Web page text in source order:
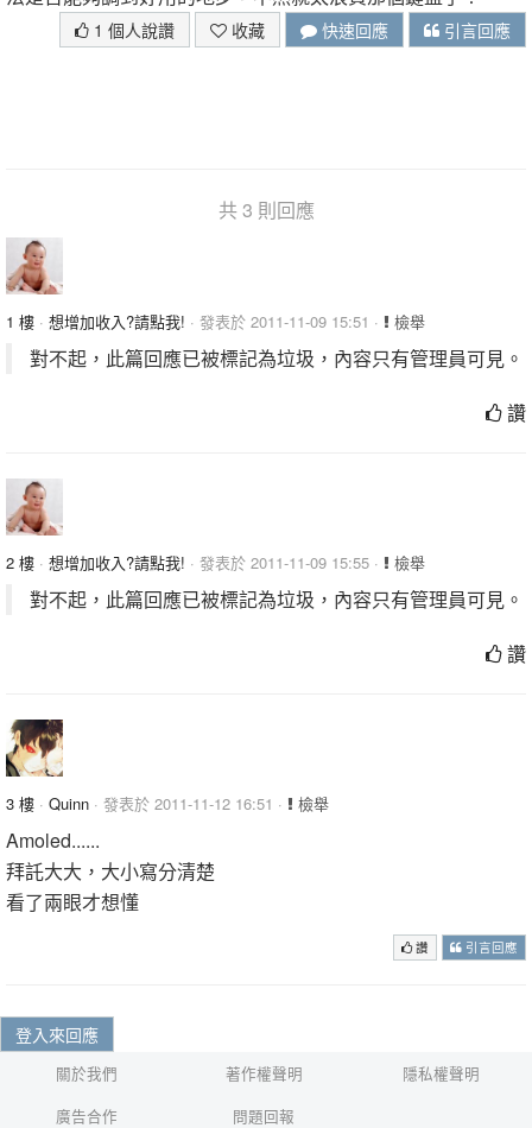
1 個人說讚 收藏 快速回應 引言回應
共 3 則回應
1 樓 · 想增加收入?請點我! · 發表於 2011-11-09 15:51 · 檢舉
對不起，此篇回應已被標記為垃圾，內容只有管理員可見。
讚
2 樓 · 想增加收入?請點我! · 發表於 2011-11-09 15:55 · 檢舉
對不起，此篇回應已被標記為垃圾，內容只有管理員可見。
讚
3 樓 · Quinn · 發表於 2011-11-12 16:51 · 檢舉
Amoled......
拜託大大，大小寫分清楚
看了兩眼才想懂
讚 引言回應
登入來回應
關於我們 著作權聲明
隱私權聲明
廣告合作
問題回報